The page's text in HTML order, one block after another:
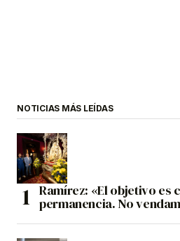
NOTICIAS MÁS LEÍDAS
Ramírez: «El objetivo es
permanencia. No